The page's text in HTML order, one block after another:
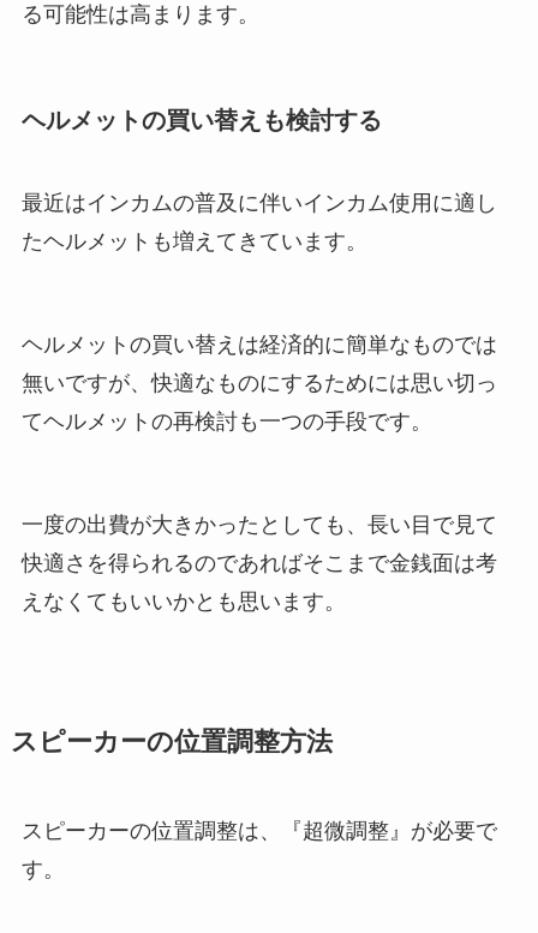
る可能性は高まります。
ヘルメットの買い替えも検討する
最近はインカムの普及に伴いインカム使用に適し
たヘルメットも増えてきています。
ヘルメットの買い替えは経済的に簡単なものでは
無いですが、快適なものにするためには思い切っ
てヘルメットの再検討も一つの手段です。
一度の出費が大きかったとしても、長い目で見て
快適さを得られるのであればそこまで金銭面は考
えなくてもいいかとも思います。
スピーカーの位置調整方法
スピーカーの位置調整は、『超微調整』が必要で
す。